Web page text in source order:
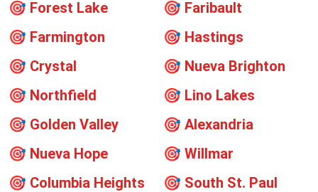
🎯 Forest Lake 🎯 Faribault
🎯 Farmington 🎯 Hastings
🎯 Crystal 🎯 Nueva Brighton
🎯 Northfield 🎯 Lino Lakes
🎯 Golden Valley 🎯 Alexandria
🎯 Nueva Hope 🎯 Willmar
🎯 Columbia Heights 🎯 South St. Paul